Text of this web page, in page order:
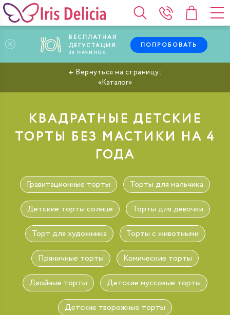
БЕСПЛАТНАЯ
ДЕГУСТАЦИЯ
30 НАЧИНОК
ПОПРОБОВАТЬ
Каталог
КВАДРАТНЫЕ ДЕТСКИЕ
ТОРТЫ БЕЗ МАСТИКИ НА 4
ГОДА
Гравитационные торты Торты для мальчика
Детские торты солнце Торты для девочки
Торт для художника Торты с животными
Пряничные торты Комические торты
Двойные торты Детские муссовые торты
Детские творожные торты